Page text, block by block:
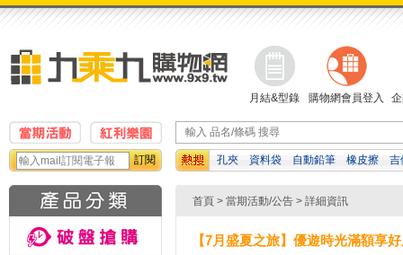
月結&型錄 購物網會員登入
訂閱 孔夾 資料袋 自動鉛筆 橡皮擦
吉
首頁 > 當期活動/公告 > 詳細資訊
【7月盛夏之旅】優遊時光滿額享